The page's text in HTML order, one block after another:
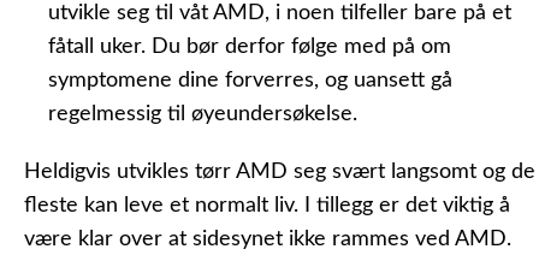
utvikle seg til våt AMD, i noen tilfeller bare på et
fåtall uker. Du bør derfor følge med på om
symptomene dine forverres, og uansett gå
regelmessig til øyeundersøkelse.
Heldigvis utvikles tørr AMD seg svært langsomt og de
fleste kan leve et normalt liv. I tillegg er det viktig å
være klar over at sidesynet ikke rammes ved AMD.